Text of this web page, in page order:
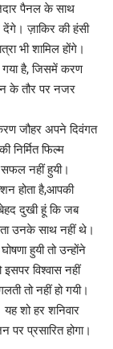
पैनल के साथ
देंगे। ज़ाकिर की हंसी
भी शामिल होंगे।
गया है, जिसमें करण
के तौर पर नजर
जौहर अपने दिवंगत
निर्मित फिल्म
नहीं हुयी।
होता है,आपकी
दुखी हूं कि जब
उनके साथ नहीं थे।
हुयी तो उन्होंने
विश्वास नहीं
तो नहीं हो गयी।
शो हर शनिवार
प्रसारित होगा।